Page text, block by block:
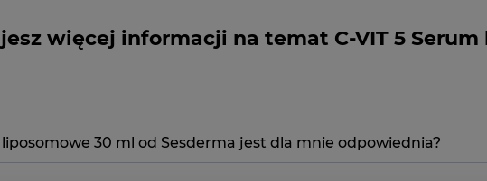
więcej informacji na temat C-VIT 5
liposomowe 30 ml od Sesderma jest dla mnie odpowiednia?